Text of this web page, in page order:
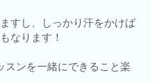
すし、しっかり汗をかけば
なります！
スンを一緒にできること楽